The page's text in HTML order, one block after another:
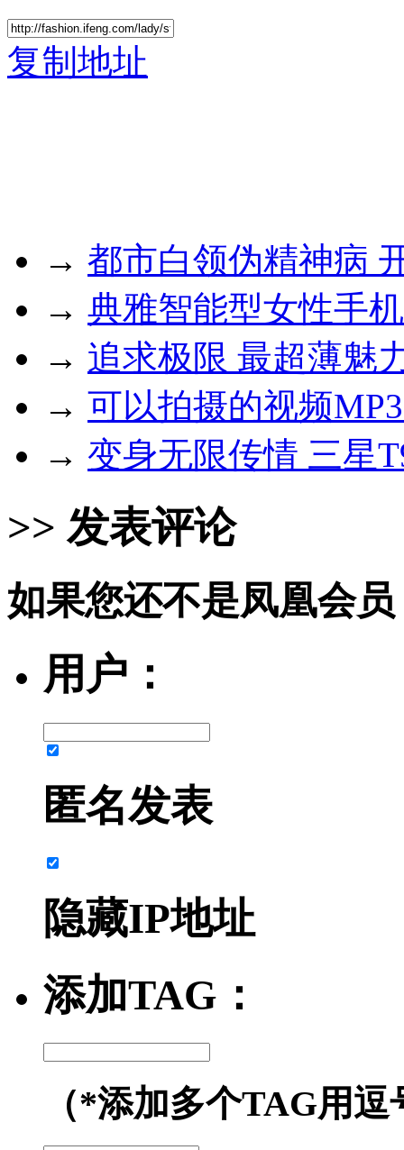
复制地址
→ 都市白领伪精神病
→ 典雅智能型女性手
→ 追求极限 最超薄魅
→ 可以拍摄的视频
→ 变身无限传情 三星
>> 发表评论
如果您还不是凤凰会
用户：
匿名发表
隐藏IP地址
添加TAG：
（*添加多个TAG用